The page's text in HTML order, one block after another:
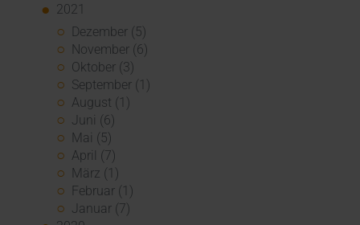
2021
Dezember (5)
November (6)
Oktober (3)
September (1)
August (1)
Juni (6)
Mai (5)
April (7)
März (1)
Februar (1)
Januar (7)